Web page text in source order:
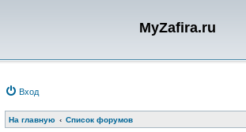
MyZafira.ru
Вход
На главную Список форумов